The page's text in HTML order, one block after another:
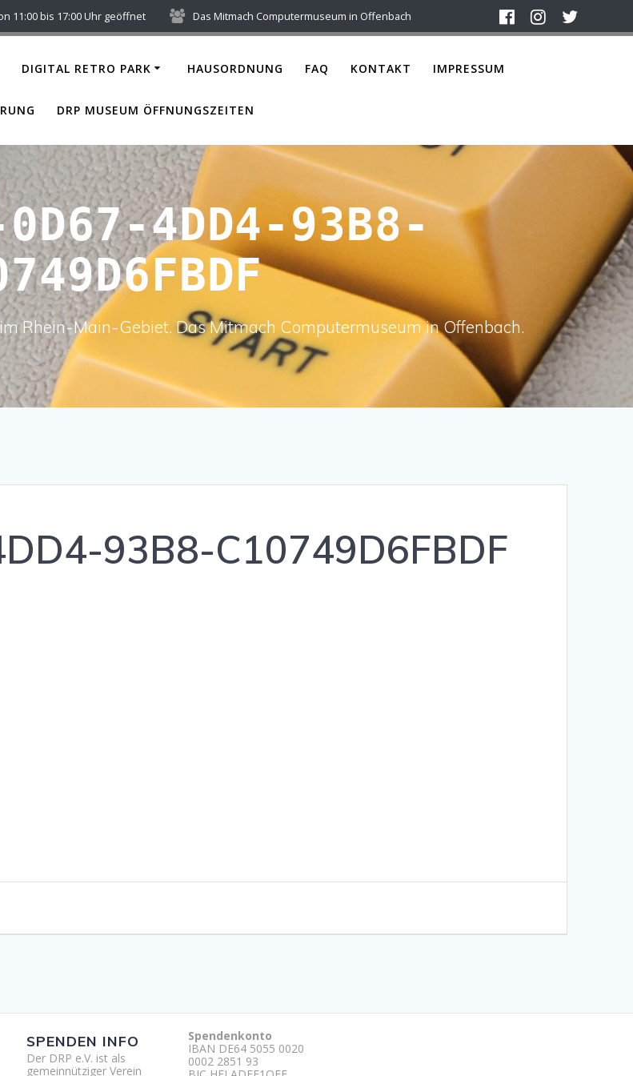
11:00 bis 17:00 Uhr geöffnet Das Mitmach Computermuseum in Offenbach
DIGITAL RETRO PARK HAUSORDNUNG FAQ KONTAKT IMPRESSUM
DRP MUSEUM ÖFFNUNGSZEITEN
4DD4-93B8-
Rhein-Main-Gebiet. Das Mitmach Computermuseum in Offenbach.
93B8-C10749D6FBDF
SPENDEN INFO
Der DRP e.V. ist als
gemeinnütziger Verein
Spendenkonto
IBAN DE64 5055 0020
0002 2851 93